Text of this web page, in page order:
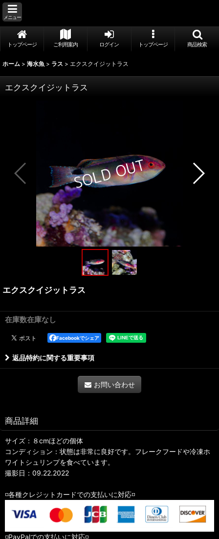
メニュー
トップページ ご利用案内 ログイン トップページ 商品検索
ホーム > 海水魚 > ラス > エクスクイジットラス
エクスクイジットラス
エクスクイジットラス
在庫数在庫なし
Facebookでシェア
返品特約に関する重要事項
お問い合わせ
商品詳細
サイズ：８cmほどの個体
コンディション：状態は非常に良好です。フレークフードや冷凍ホ
ワイトシュリンプを食べています。
撮影日：09.22.2022
◽️各種クレジットカードでの支払いに対応◽️
◽️PayPalでの支払いに対応◽️